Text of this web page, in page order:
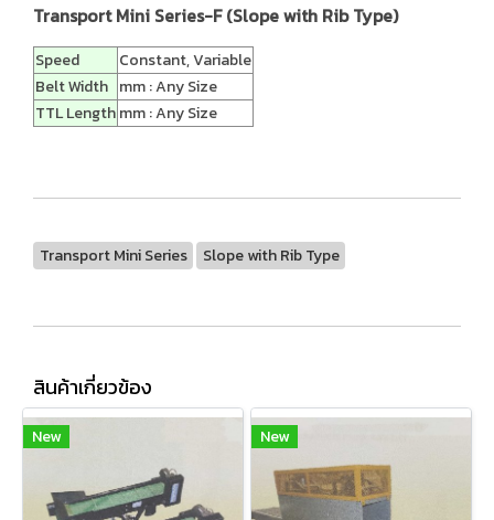
Transport Mini Series-F (Slope with Rib Type)
Speed
Constant, Variable
Belt Width mm : Any Size
TTL Lengthmm : Any Size
Transport Mini Series Slope with Rib Type
สินค้าเกี่ยวข้อง
New New